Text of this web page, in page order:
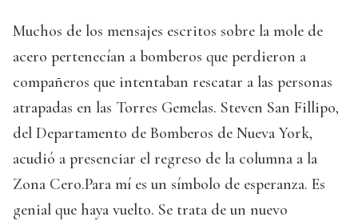
Muchos de los mensajes escritos sobre la mole de
acero pertenecían a bomberos que perdieron a
compañeros que intentaban rescatar a las personas
atrapadas en las Torres Gemelas. Steven San Fillipo,
del Departamento de Bomberos de Nueva York,
acudió a presenciar el regreso de la columna a la
Zona Cero.Para mí es un símbolo de esperanza. Es
genial que haya vuelto. Se trata de un nuevo